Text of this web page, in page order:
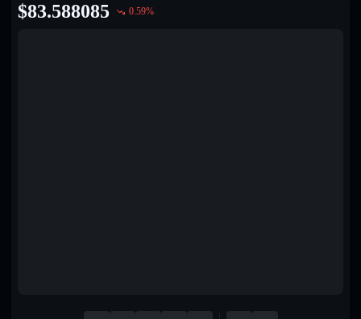
$83.588085 0.59%